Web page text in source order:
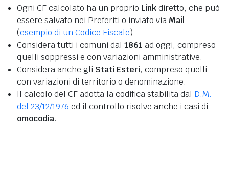
Ogni CF calcolato ha un proprio Linkdiretto, che può
essere salvato nei Preferiti o inviato via Mail
(esempio di un Codice Fiscale)
Considera tutti i comuni dal 1861 ad oggi, compreso
quelli soppressi e con variazioni amministrative.
Considera anche gli Stati Esteri, compreso quelli
con variazioni di territorio o denominazione.
Il calcolo del CF adotta la codifica stabilita dal D.M.
del 23/12/1976 ed il controllo risolve anche i casi di
omocodia.